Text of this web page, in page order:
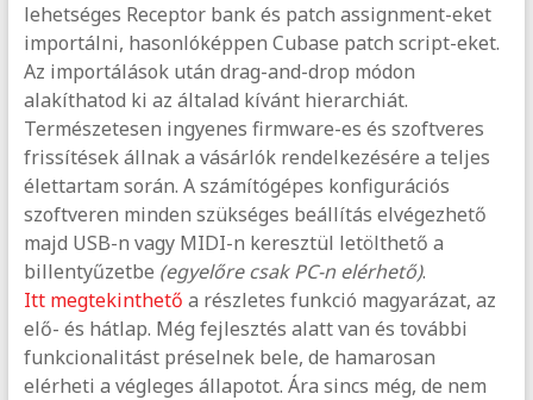
lehetséges Receptor bank és patch assignment-eket
importálni, hasonlóképpen Cubase patch script-eket.
Az importálások után drag-and-drop módon
alakíthatod ki az általad kívánt hierarchiát.
Természetesen ingyenes firmware-es és szoftveres
frissítések állnak a vásárlók rendelkezésére a teljes
élettartam során. A számítógépes konfigurációs
szoftveren minden szükséges beállítás elvégezhető
majd USB-n vagy MIDI-n keresztül letölthető a
billentyűzetbe (egyelőre csak PC-n elérhető).
Itt megtekinthető a részletes funkció magyarázat, az
elő- és hátlap. Még fejlesztés alatt van és további
funkcionalitást préselnek bele, de hamarosan
elérheti a végleges állapotot. Ára sincs még, de nem